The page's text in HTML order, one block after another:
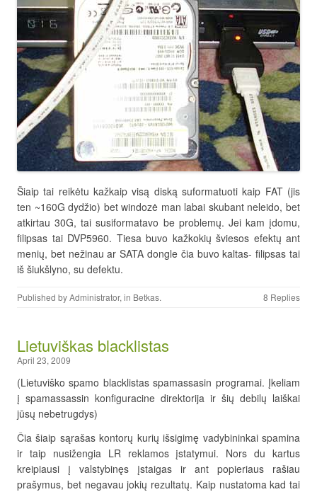
Šiaip tai reikėtu kažkaip visą diską suformatuoti kaip FAT (jis
ten ~160G dydžio) bet windozė man labai skubant neleido, bet
atkirtau 30G, tai susiformatavo be problemų. Jei kam įdomu,
filipsas tai DVP5960. Tiesa buvo kažkokių šviesos efektų ant
menių, bet nežinau ar SATA dongle čia buvo kaltas- filipsas tai
iš šiukšlyno, su defektu.
Published byAdministrator, in Betkas. 8 Replies
Lietuviškas blacklistas
April 23, 2009
(Lietuviško spamo blacklistas spamassasin programai. Įkeliam
į spamassassin konfiguracine direktorija ir šių debilų laiškai
jūsų nebetrugdys)
Čia šiaip sąrašas kontorų kurių išsigimę vadybininkai spamina
ir taip nusižengia LR reklamos įstatymui. Nors du kartus
kreipiausi į valstybinęs įstaigas ir ant popieriaus rašiau
prašymus, bet negavau jokių rezultatų. Kaip nustatoma kad tai